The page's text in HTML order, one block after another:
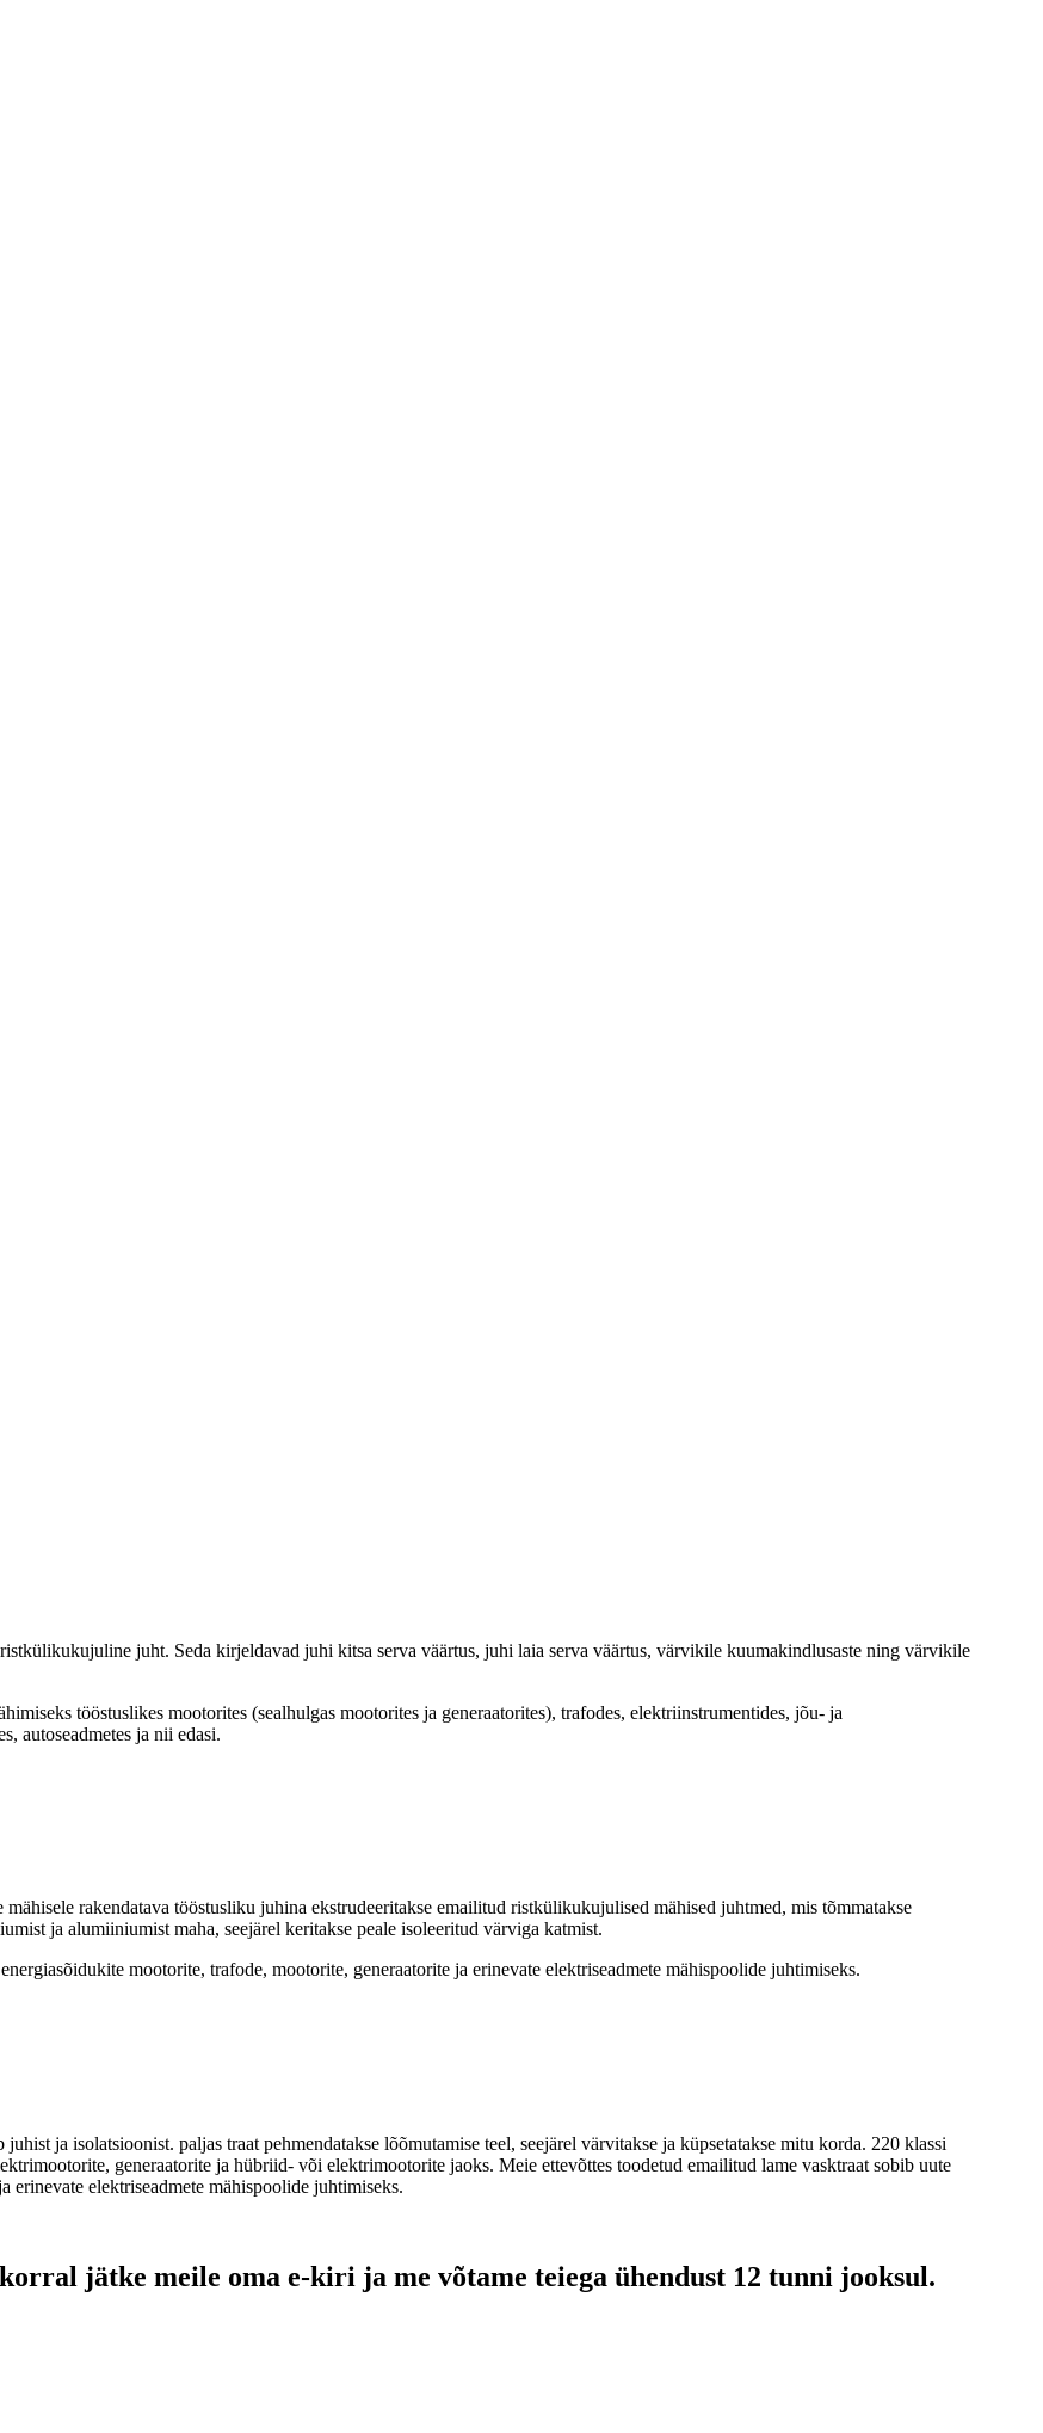
juht. Seda kirjeldavad juhi kitsa serva väärtus, juhi laia serva väärtus, värvikile kuumakindlusaste ning värvikile
tööstuslikes mootorites (sealhulgas mootorites ja generaatorites), trafodes, elektriinstrumentides, jõu- ja
autoseadmetes ja nii edasi.
rakendatava tööstusliku juhina ekstrudeeritakse emailitud ristkülikukujulised mähised juhtmed, mis tõmmatakse
ja alumiiniumist maha, seejärel keritakse peale isoleeritud värviga katmist.
mootorite, trafode, mootorite, generaatorite ja erinevate elektriseadmete mähispoolide juhtimiseks.
ja isolatsioonist. paljas traat pehmendatakse lõõmutamise teel, seejärel värvitakse ja küpsetatakse mitu korda. 220 klassi
generaatorite ja hübriid- või elektrimootorite jaoks. Meie ettevõttes toodetud emailitud lame vasktraat sobib uute
erinevate elektriseadmete mähispoolide juhtimiseks.
jätke meile oma e-kiri ja me võtame teiega ühendust 12 tunni jooksul.